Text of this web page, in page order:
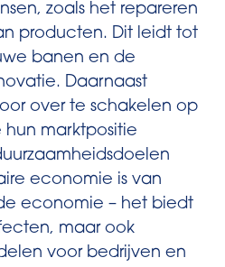
zoals het repareren
producten. Dit leidt tot
banen en de
Daarnaast
over te schakelen op
marktpositie
economie is van
economie – het biedt
maar ook
voor bedrijven en